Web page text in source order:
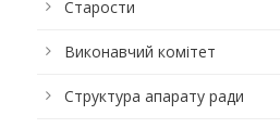
Старости
Виконавчий комітет
Структура апарату ради